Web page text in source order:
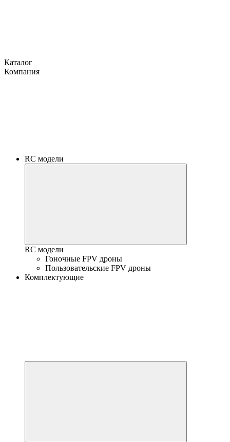
Каталог
Компания
RC модели
RC модели
Гоночные FPV дроны
Пользовательские FPV дроны
Комплектующие